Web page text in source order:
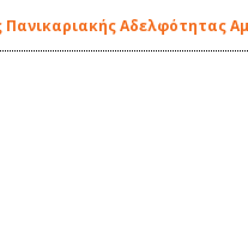
Αδελφότητας